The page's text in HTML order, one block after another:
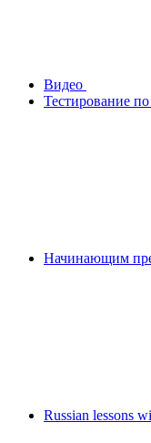
Видео
Тестирование
Начинающим
Russian lessons